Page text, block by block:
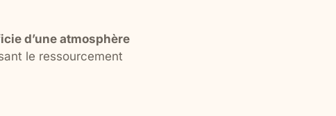
d’une atmosphère
le ressourcement